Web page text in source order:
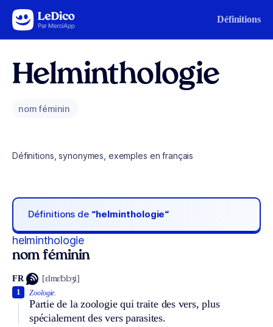
Aller au contenu Définitions
Helminthologie
nom féminin
Définitions, synonymes, exemples en français
Définitions de “helminthologie“
helminthologie
nom féminin
FR [ɛlmɛ̃tɔlɔʒi]
Zoologie.
Partie de la zoologie qui traite des vers, plus
spécialement des vers parasites.
1